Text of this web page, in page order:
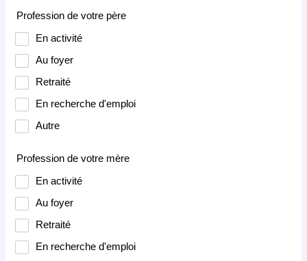
Profession de votre père
En activité
Au foyer
Retraité
En recherche d'emploi
Autre
Profession de votre mère
En activité
Au foyer
Retraité
En recherche d'emploi